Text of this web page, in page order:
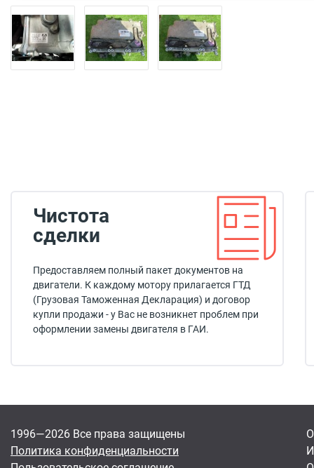
Чистота
сделки
Предоставляем полный пакет документов на
двигатели. К каждому мотору прилагается ГТД
(Грузовая Таможенная Декларация) и договор
купли продажи - у Вас не возникнет проблем при
оформлении замены двигателя в ГАИ.
1996—2026 Все права защищены
Политика конфиденциальности